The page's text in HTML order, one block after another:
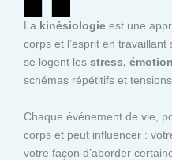
La kinésiologie est une
corps et l’esprit en travaillant
se logent les stress,
schémas répétitifs et
Chaque événement de vie,
corps et peut influencer :
votre façon d’aborder